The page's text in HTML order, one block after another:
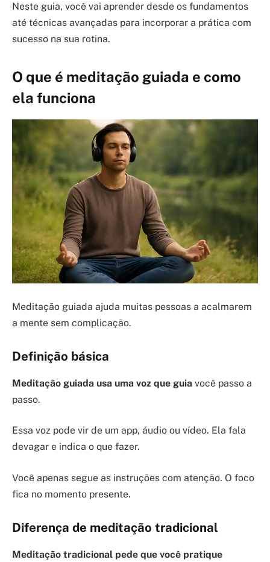
Neste guia, você vai aprender desde os fundamentos
até técnicas avançadas para incorporar a prática com
sucesso na sua rotina.
O que é meditação guiada e como
ela funciona
Meditação guiada ajuda muitas pessoas a acalmarem
a mente sem complicação.
Definição básica
Meditação guiada usa uma voz que guia você passo a
passo.
Essa voz pode vir de um app, áudio ou vídeo. Ela fala
devagar e indica o que fazer.
Você apenas segue as instruções com atenção. O foco
fica no momento presente.
Diferença de meditação tradicional
Meditação tradicional pede que você pratique